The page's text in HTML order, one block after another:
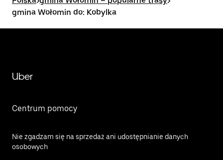
gmina Wołomin do: Kobylka
Uber
Centrum pomocy
Nie zgadzam się na sprzedaż ani udostępnianie danych
osobowych